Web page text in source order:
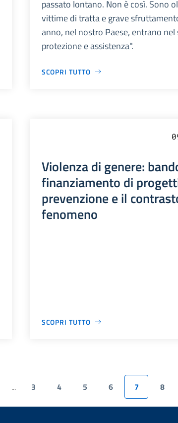
passato lontano. Non è così. Sono
vittime di tratta e grave
anno, nel nostro Paese, entrano nel
protezione e assistenza".
SCOPRI TUTTO
Violenza di genere:
finanziamento di
prevenzione e il
fenomeno
SCOPRI TUTTO
... 3 4 5 6 7 8